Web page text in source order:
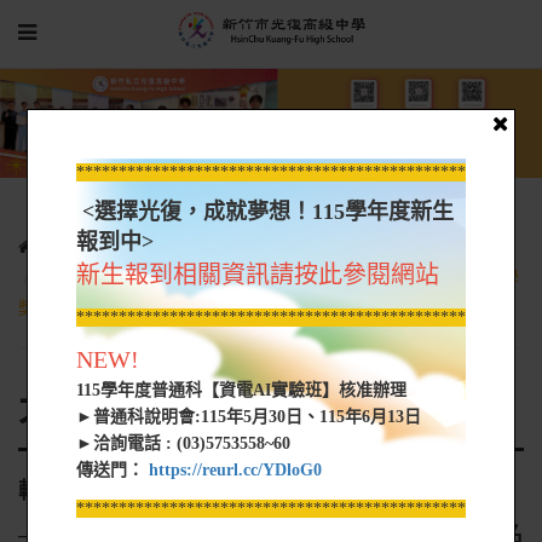
光復新聞
大學營隊資訊
轉知 南華大學辦理「2024第一屆永懷星雲大師——生命書寫文學
獎」徵文活動海報、辦法暨報名表
大學營隊資訊
轉知 南華大學辦理「2024第一屆永懷星雲大師
——生命書寫文學獎」徵文活動海報、辦法暨報名
*****************************************************
<選擇光復，成就夢想！115學年度新生
報到中>
新生報到相關資訊請按此參閱網站
*****************************************************
NEW!
115學年度普通科【資電AI實驗班】核准辦理
►普通科說明會:115年5月30日、115年6月13日
►洽詢電話 : (03)5753558~60
傳送門： https://reurl.cc/YDloG0
*****************************************************